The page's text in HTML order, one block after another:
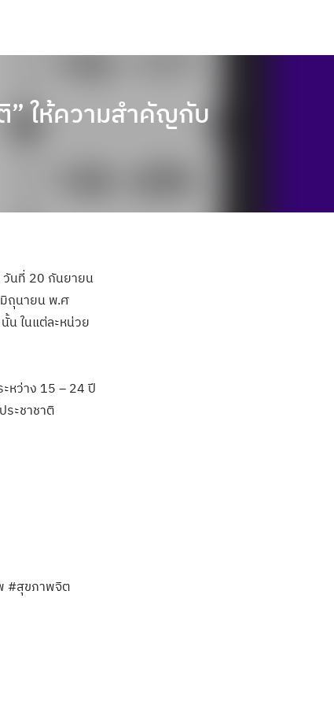
” ให้ความสำคัญกับ
วันที่ 20 กันยายน
มิถุนายน พ.ศ
น ในแต่ละหน่วย
หว่าง 15 – 24 ปี
ระชาชาติ
#สุขภาพจิต